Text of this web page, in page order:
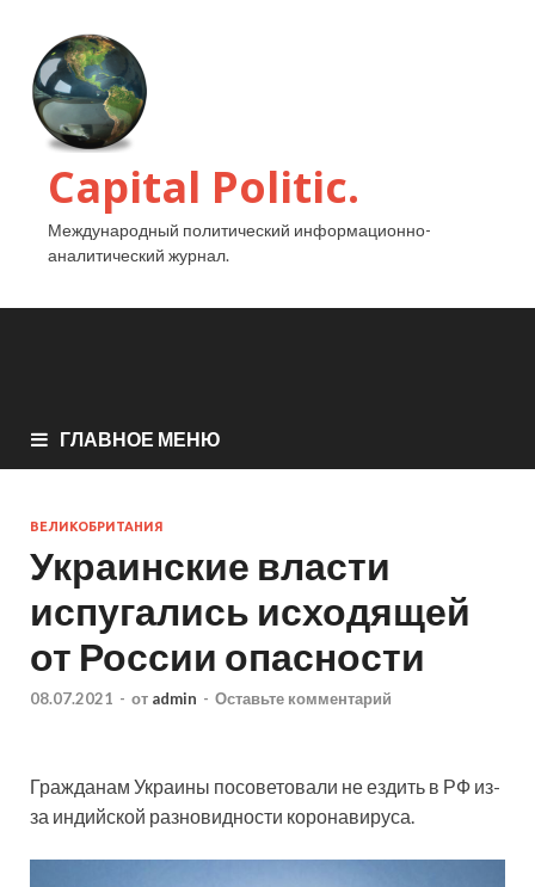
Capital Politic.
Международный политический информационно-
аналитический журнал.
ГЛАВНОЕ МЕНЮ
ВЕЛИКОБРИТАНИЯ
Украинские власти
испугались исходящей
от России опасности
08.07.2021 - от admin - Оставьте комментарий
Гражданам Украины посоветовали не ездить в РФ из-
за индийской разновидности коронавируса.